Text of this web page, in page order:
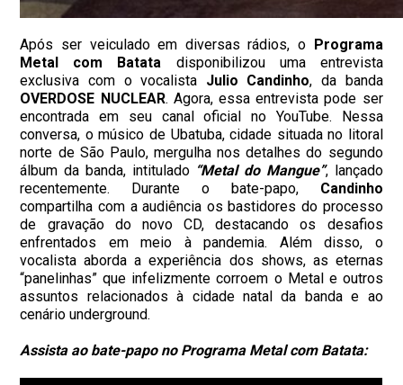
Após ser veiculado em diversas rádios, o
Programa
Metal com Batata disponibilizou uma entrevista
exclusiva com o vocalista Julio Candinho, da banda
OVERDOSE NUCLEAR. Agora, essa entrevista pode ser
encontrada em seu canal oficial no YouTube. Nessa
conversa, o músico de Ubatuba, cidade situada no litoral
norte de São Paulo, mergulha nos detalhes do segundo
álbum da banda, intitulado “Metal do Mangue”, lançado
recentemente. Durante o bate-papo, Candinho
compartilha com a audiência os bastidores do processo
de gravação do novo CD, destacando os desafios
enfrentados em meio à pandemia. Além disso, o
vocalista aborda a experiência dos shows, as eternas
“panelinhas” que infelizmente corroem o Metal e outros
assuntos relacionados à cidade natal da banda e ao
cenário underground.
Assista ao bate-papo no Programa Metal com Batata: